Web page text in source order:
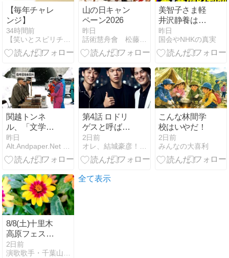
の論点
【毎年チャレ
ンジ】
34時間前
【笑いとスピリチュアルを融合 チャネラーリュウのブログ】
山の日キャン
ペーン2026
昨日
話術慧舟會 松藤裕晴ブログ 武者返し！！
美智子さま軽
井沢静養は予
定通り？天皇
ご一家は須崎
御用邸での静
本地震と皇室
典範改正、高
市首相の支持
率にも影響か
昨日
国会やNHKの真実
関越トンネ
ル、「文学的
解釈」で国境
検問所を設置
パスポートな
難民化
昨日
Alt.Andpaper.Net ジョークニュースサイト
第4話 ロドリ
ゲスと呼ばれ
て。
2日前
オレ、結城豪彦！今日も舞台と爆笑きてます！
こんな林間学
校はいやだ！
2日前
みんなの大喜利
8/8(土)十里木
高原フェスタ
に出演！
2日前
演歌歌手・千葉山貴公blog〜龍雛札記〜
全て表示